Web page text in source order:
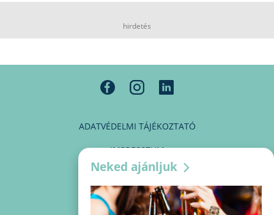
hirdetés
ADATVÉDELMI TÁJÉKOZTATÓ
IMPRESSZUM
MÉDIAAJÁNLAT
PARTNEREINK
Neked ajánljuk